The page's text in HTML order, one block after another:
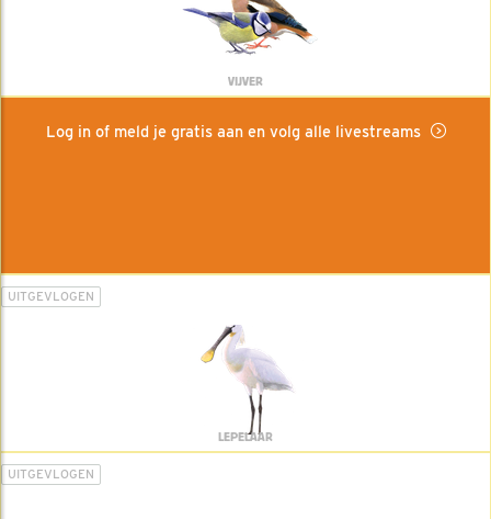
VIJVER
Log in of meld je gratis aan en volg alle livestreams
UITGEVLOGEN
LEPELAAR
UITGEVLOGEN